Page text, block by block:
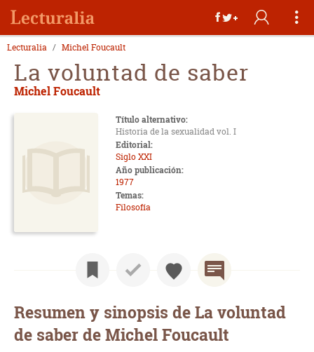
Lecturalia Michel Foucault
La voluntad de saber
Michel Foucault
Título alternativo:
Historia de la sexualidad vol. I
Editorial:
Siglo XXI
Año publicación:
1977
Temas:
Filosofía
Resumen y sinopsis de La voluntad
de saber de Michel Foucault